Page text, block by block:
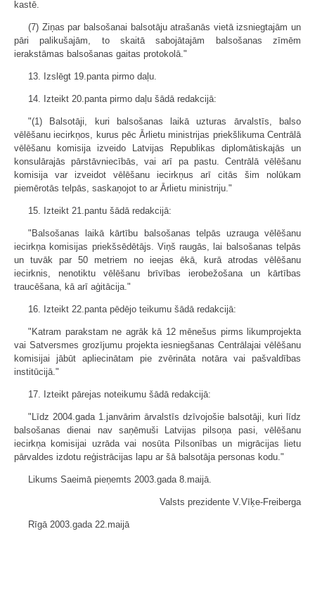
kastē.
(7) Ziņas par balsošanai balsotāju atrašanās vietā izsniegtajām un
pāri palikušajām, to skaitā sabojātajām balsošanas zīmēm
ierakstāmas balsošanas gaitas protokolā."
13. Izslēgt 19.panta pirmo daļu.
14. Izteikt 20.panta pirmo daļu šādā redakcijā:
"(1) Balsotāji, kuri balsošanas laikā uzturas ārvalstīs, balso
vēlēšanu iecirkņos, kurus pēc Ārlietu ministrijas priekšlikuma Centrālā
vēlēšanu komisija izveido Latvijas Republikas diplomātiskajās un
konsulārajās pārstāvniecībās, vai arī pa pastu. Centrālā vēlēšanu
komisija var izveidot vēlēšanu iecirkņus arī citās šim nolūkam
piemērotās telpās, saskaņojot to ar Ārlietu ministriju."
15. Izteikt 21.pantu šādā redakcijā:
"Balsošanas laikā kārtību balsošanas telpās uzrauga vēlēšanu
iecirkņa komisijas priekšsēdētājs. Viņš raugās, lai balsošanas telpās
un tuvāk par 50 metriem no ieejas ēkā, kurā atrodas vēlēšanu
iecirknis, nenotiktu vēlēšanu brīvības ierobežošana un kārtības
traucēšana, kā arī aģitācija."
16. Izteikt 22.panta pēdējo teikumu šādā redakcijā:
"Katram parakstam ne agrāk kā 12 mēnešus pirms likumprojekta
vai Satversmes grozījumu projekta iesniegšanas Centrālajai vēlēšanu
komisijai jābūt apliecinātam pie zvērināta notāra vai pašvaldības
institūcijā."
17. Izteikt pārejas noteikumu šādā redakcijā:
"Līdz 2004.gada 1.janvārim ārvalstīs dzīvojošie balsotāji, kuri līdz
balsošanas dienai nav saņēmuši Latvijas pilsoņa pasi, vēlēšanu
iecirkņa komisijai uzrāda vai nosūta Pilsonības un migrācijas lietu
pārvaldes izdotu reģistrācijas lapu ar šā balsotāja personas kodu."
Likums Saeimā pieņemts 2003.gada 8.maijā.
Valsts prezidente V.Vīķe-Freiberga
Rīgā 2003.gada 22.maijā